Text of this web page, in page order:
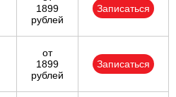
1899
рублей
Записаться
от
1899
рублей
Записаться